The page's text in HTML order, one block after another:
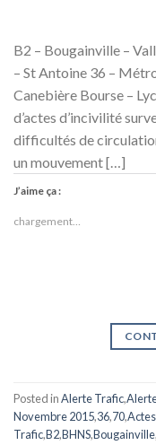
B2 – Bougainville –
– St Antoine 36 –
Canebière Bourse –
d’actes d’incivilité
difficultés de
un mouvement […]
J’aime ça :
chargement…
Posted inAlerte Trafic,
Novembre 2015,36,70,
Trafic,B2,BHNS,Bougainville,